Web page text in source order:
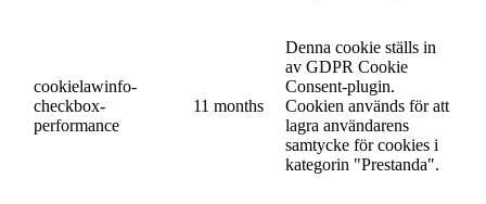
cookielawinfo-
checkbox-
performance
11 months
Denna cookie ställs in
av GDPR Cookie
Consent-plugin.
Cookien används för att
lagra användarens
samtycke för cookies i
kategorin "Prestanda".